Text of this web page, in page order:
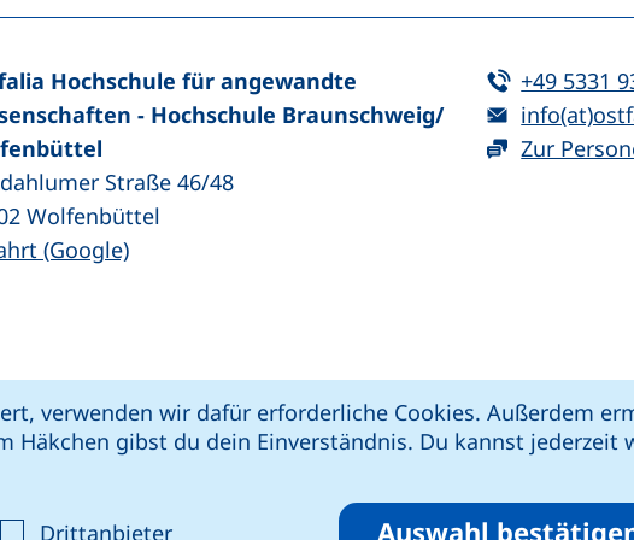
verwenden wir dafür erforderliche Cookies. Außerdem
Häkchen gibst du dein Einverständnis. Du kannst jederzeit
Cookies akzeptieren
Drittanbieter: Cookies von Drittanbieter akzeptieren
Auswahl
neues Fenster)
öffnet neues Fenster)
Link, öffnet neues Fenster)
(externer Link, öffnet neues Fenster)
Hochschule für angewandte
- Hochschule Braunschweig/​
Straße 46/48
Wolfenbüttel
(Google)(externer Link, öffnet neues Fenster)
Tel:
+49 5331
E-Mail:
Zur
melden